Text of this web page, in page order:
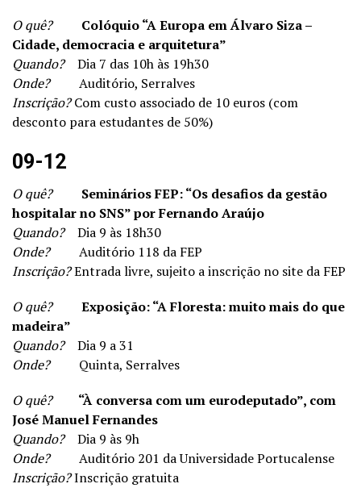
O quê?
Colóquio “A Europa em Álvaro Siza –
Cidade, democracia e arquitetura”
Quando?Dia 7 das 10h às 19h30
Onde?Auditório, Serralves
Inscrição?Com custo associado de 10 euros (com
desconto para estudantes de 50%)
09-12
O quê?
Seminários FEP: “Os desafios da gestão
hospitalar no SNS” por Fernando Araújo
Quando?Dia 9 às 18h30
Onde?Auditório 118 da FEP
Inscrição?Entrada livre, sujeito a inscrição no site da FEP
O quê?
Exposição: “A Floresta: muito mais do que
madeira”
Quando?Dia 9 a 31
Onde?Quinta, Serralves
O quê?
“À conversa com um eurodeputado”, com
José Manuel Fernandes
Quando?Dia 9 às 9h
Onde?Auditório 201 da Universidade Portucalense
Inscrição?Inscrição gratuita